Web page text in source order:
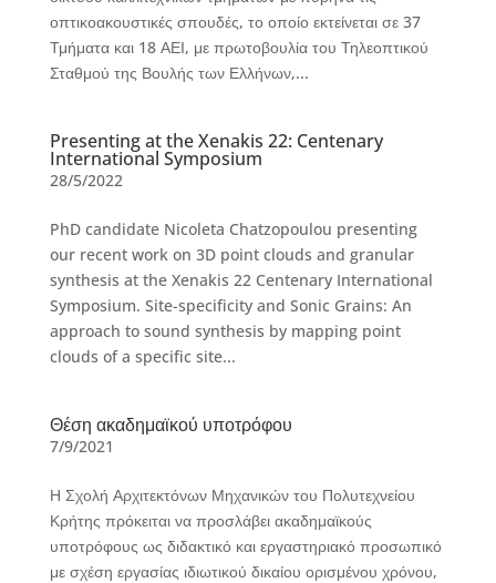
οπτικοακουστικές σπουδές, το οποίο εκτείνεται σε 37
Τμήματα και 18 ΑΕΙ, με πρωτοβουλία του Τηλεοπτικού
Σταθμού της Βουλής των Ελλήνων,...
Presenting at the Xenakis 22: Centenary
International Symposium
28/5/2022
PhD candidate Nicoleta Chatzopoulou presenting
our recent work on 3D point clouds and granular
synthesis at the Xenakis 22 Centenary International
Symposium. Site-specificity and Sonic Grains: An
approach to sound synthesis by mapping point
clouds of a specific site...
Θέση ακαδημαϊκού υποτρόφου
7/9/2021
Η Σχολή Αρχιτεκτόνων Μηχανικών του Πολυτεχνείου
Κρήτης πρόκειται να προσλάβει ακαδημαϊκούς
υποτρόφους ως διδακτικό και εργαστηριακό προσωπικό
με σχέση εργασίας ιδιωτικού δικαίου ορισμένου χρόνου,